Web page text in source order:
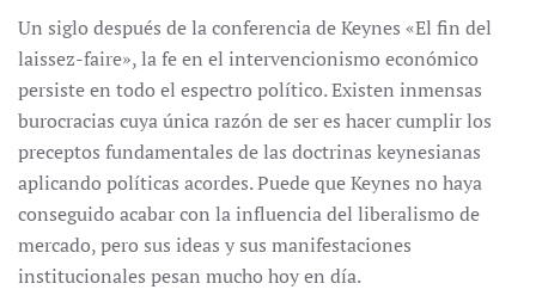
Un siglo después de la conferencia de Keynes «El fin del
laissez-faire», la fe en el intervencionismo económico
persiste en todo el espectro político. Existen inmensas
burocracias cuya única razón de ser es hacer cumplir los
preceptos fundamentales de las doctrinas keynesianas
aplicando políticas acordes. Puede que Keynes no haya
conseguido acabar con la influencia del liberalismo de
mercado, pero sus ideas y sus manifestaciones
institucionales pesan mucho hoy en día.